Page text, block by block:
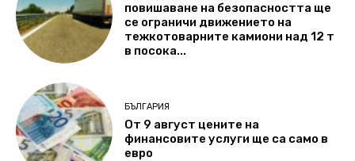
повишаване на безопасността ще
се ограничи движението на
тежкотоварните камиони над 12 т
в посока...
БЪЛГАРИЯ
От 9 август цените на
финансовите услуги ще са само в
евро